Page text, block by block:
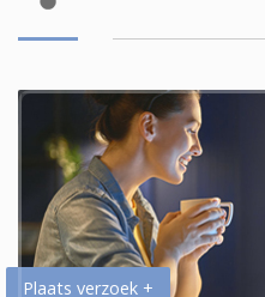
Plaats verzoek +